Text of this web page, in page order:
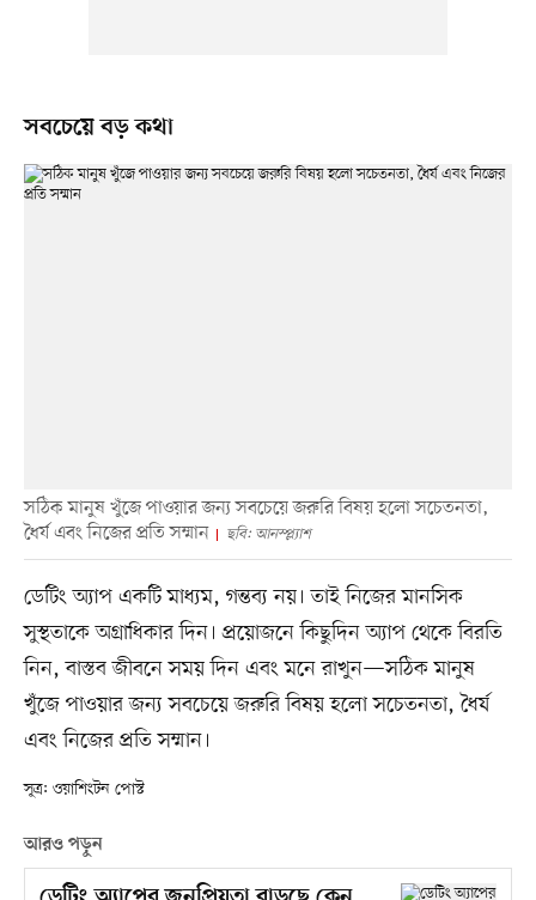
সবচেয়ে বড় কথা
সঠিক মানুষ খুঁজে পাওয়ার জন্য সবচেয়ে জরুরি বিষয় হলো সচেতনতা,
ধৈর্য এবং নিজের প্রতি সম্মান
ছবি: আনস্প্ল্যাশ
ডেটিং অ্যাপ একটি মাধ্যম, গন্তব্য নয়। তাই নিজের মানসিক
সুস্থতাকে অগ্রাধিকার দিন। প্রয়োজনে কিছুদিন অ্যাপ থেকে বিরতি
নিন, বাস্তব জীবনে সময় দিন এবং মনে রাখুন—সঠিক মানুষ
খুঁজে পাওয়ার জন্য সবচেয়ে জরুরি বিষয় হলো সচেতনতা, ধৈর্য
এবং নিজের প্রতি সম্মান।
সূত্র: ওয়াশিংটন পোস্ট
আরও পড়ুন